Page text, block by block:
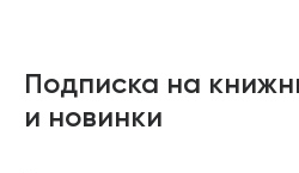
Подписка на
и новинки